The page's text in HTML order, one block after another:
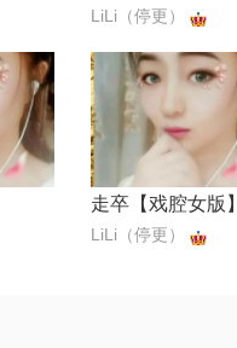
LiLi（停更）
走卒【戏腔女版】
LiLi（停更）